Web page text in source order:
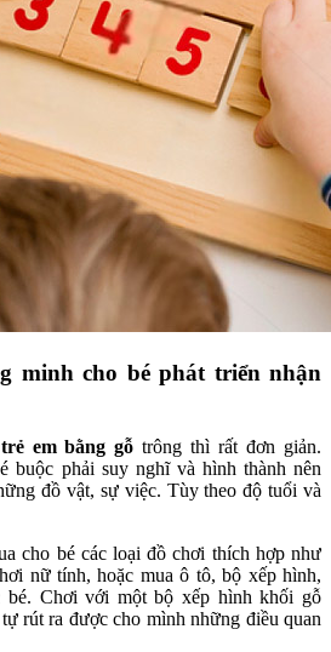
minh cho bé phát triển nhận
em bằng gỗ trông thì rất đơn giản.
buộc phải suy nghĩ và hình thành nên
đồ vật, sự việc. Tùy theo độ tuổi và
cho bé các loại đồ chơi thích hợp như
nữ tính, hoặc mua ô tô, bộ xếp hình,
bé. Chơi với một bộ xếp hình khối gỗ
rút ra được cho mình những điều quan